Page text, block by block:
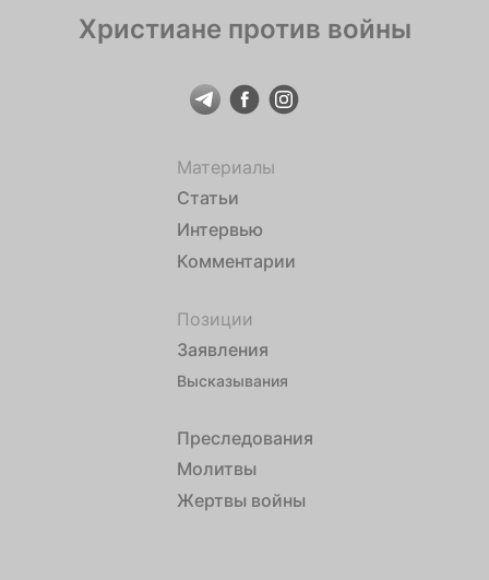
Христиане против войны
Материалы
Статьи
Интервью
Комментарии
Позиции
Заявления
Высказывания
Преследования
Молитвы
Жертвы войны